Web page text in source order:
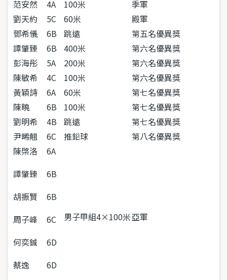
范安然
4A 100米
季軍
劉天約
5C 60米
殿軍
鄧希儀
6B 跳遠
第五名優異獎
譚肇臻
6B 400米
第六名優異獎
彭海彤
5A 200米
第六名優異獎
陳敏希
4C 100米
第六名優異獎
黃穎詩
6A 60米
第七名優異獎
陳曉
6B 100米
第七名優異獎
劉明希
4B 跳遠
第七名優異獎
尹晞翹
6C 推鉛球
第八名優異獎
陳棨洛
譚肇臻
胡振賢
周子峰
何奕鋮
蔡逸
6A
6B
6B
6C
6D
6D
男子甲組4×100米亞軍